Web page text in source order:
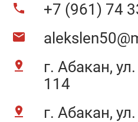
+7 (961) 74
г. Абакан,
114
г. Абакан,